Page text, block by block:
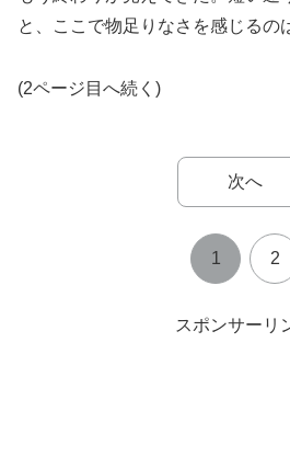
と、ここで物足りなさを感じるの
(2ページ目へ続く)
次へ
1 2
スポンサーリ